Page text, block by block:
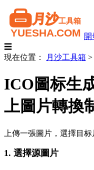
☰
現在位置：
月沙工具箱 >
ICO圖标生
上圖片轉換
上傳一張圖片，選擇目
1. 選擇源圖片